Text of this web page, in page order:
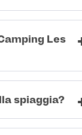
Les
spiaggia?